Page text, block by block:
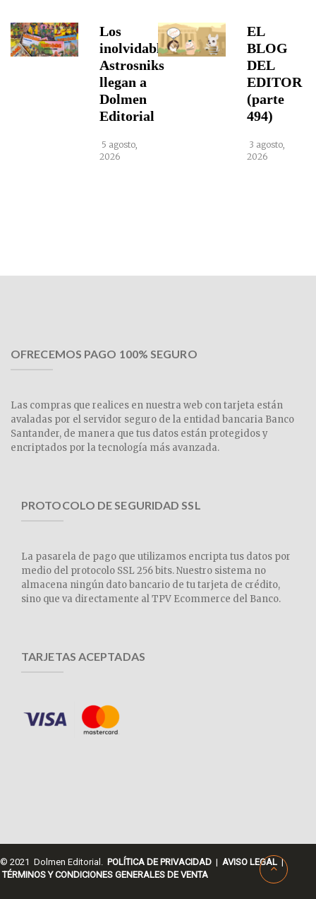
Los
inolvidables
Astrosniks
llegan a
Dolmen
Editorial
5 agosto,
2026
EL
BLOG
DEL
EDITOR
(parte
494)
3 agosto,
2026
OFRECEMOS PAGO 100% SEGURO
Las compras que realices en nuestra web con tarjeta están
avaladas por el servidor seguro de la entidad bancaria Banco
Santander, de manera que tus datos están protegidos y
encriptados por la tecnología más avanzada.
PROTOCOLO DE SEGURIDAD SSL
La pasarela de pago que utilizamos encripta tus datos por
medio del protocolo SSL 256 bits. Nuestro sistema no
almacena ningún dato bancario de tu tarjeta de crédito,
sino que va directamente al TPV Ecommerce del Banco.
TARJETAS ACEPTADAS
© 2021 Dolmen Editorial. POLÍTICA DE PRIVACIDAD | AVISO LEGAL |
TÉRMINOS Y CONDICIONES GENERALES DE VENTA